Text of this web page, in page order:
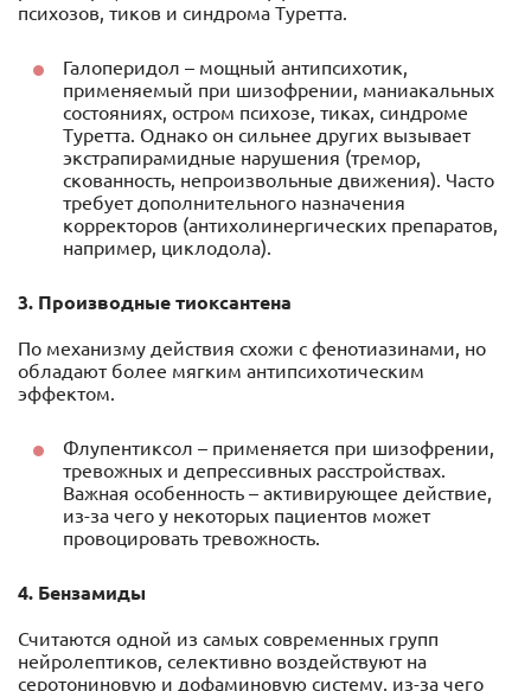
психозов, тиков и синдрома Туретта.
Галоперидол – мощный антипсихотик,
применяемый при шизофрении, маниакальных
состояниях, остром психозе, тиках, синдроме
Туретта. Однако он сильнее других вызывает
экстрапирамидные нарушения (тремор,
скованность, непроизвольные движения). Часто
требует дополнительного назначения
корректоров (антихолинергических препаратов,
например, циклодола).
3. Производные тиоксантена
По механизму действия схожи с фенотиазинами, но
обладают более мягким антипсихотическим
эффектом.
Флупентиксол – применяется при шизофрении,
тревожных и депрессивных расстройствах.
Важная особенность – активирующее действие,
из-за чего у некоторых пациентов может
провоцировать тревожность.
4. Бензамиды
Считаются одной из самых современных групп
нейролептиков, селективно воздействуют на
серотониновую и дофаминовую систему, из-за чего